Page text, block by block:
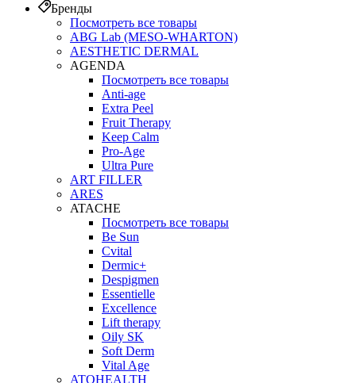
Бренды
Посмотреть все товары
ABG Lab (MESO-WHARTON)
AESTHETIC DERMAL
AGENDA
Посмотреть все товары
Anti-age
Extra Peel
Fruit Therapy
Keep Calm
Pro‑Age
Ultra Pure
ART FILLER
ARES
ATACHE
Посмотреть все товары
Be Sun
Cvital
Dermic+
Despigmen
Essentielle
Excellence
Lift therapy
Oily SK
Soft Derm
Vital Age
ATOHEALTH